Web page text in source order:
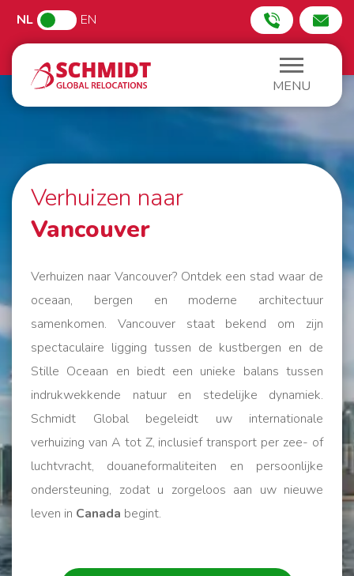
NL EN
MENU
Verhuizen naar
Vancouver
Verhuizen naar Vancouver? Ontdek een stad waar de
oceaan, bergen en moderne architectuur
samenkomen. Vancouver staat bekend om zijn
spectaculaire ligging tussen de kustbergen en de
Stille Oceaan en biedt een unieke balans tussen
indrukwekkende natuur en stedelijke dynamiek.
Schmidt Global begeleidt uw internationale
verhuizing van A tot Z, inclusief transport per zee- of
luchtvracht, douaneformaliteiten en persoonlijke
ondersteuning, zodat u zorgeloos aan uw nieuwe
leven in Canada begint.